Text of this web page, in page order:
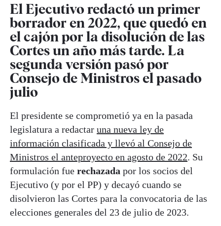
El Ejecutivo redactó un primer
borrador en 2022, que quedó en
el cajón por la disolución de las
Cortes un año más tarde. La
segunda versión pasó por
Consejo de Ministros el pasado
julio
El presidente se comprometió ya en la pasada
legislatura a redactar una nueva ley de
información clasificada y llevó al Consejo de
Ministros el anteproyecto en agosto de 2022. Su
formulación fue rechazada por los socios del
Ejecutivo (y por el PP) y decayó cuando se
disolvieron las Cortes para la convocatoria de las
elecciones generales del 23 de julio de 2023.